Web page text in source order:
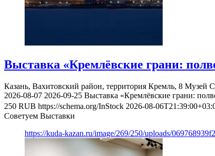
Выставка «Кремлёвские грани:
Казань, Вахитовский район, территория Кремль, 8 Музей
2026-08-07 2026-09-25 Выставка «Кремлёвские грани:
250 RUB https://schema.org/InStock 2026-08-
Советуем Выставки
https://kuda-kazan.ru/image/269/250/uploads/